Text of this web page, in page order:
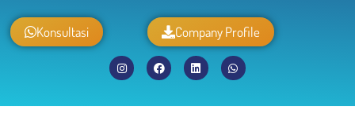
Konsultasi Company Profile